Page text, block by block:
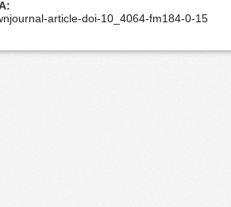
article-doi-10_4064-fm184-0-15